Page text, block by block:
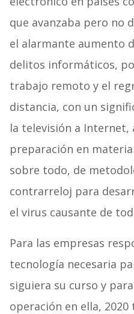
que avanzaba pero no
el alarmante aumento
delitos informáticos,
trabajo remoto y el
distancia, con un
la televisión a Internet,
preparación en
sobre todo, de
contrarreloj para
el virus causante de
Para las empresas
tecnología necesaria
siguiera su curso y
operación en ella,